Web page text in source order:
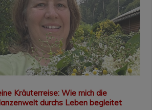
Kräuterreise: Wie mich die
durchs Leben begleitet